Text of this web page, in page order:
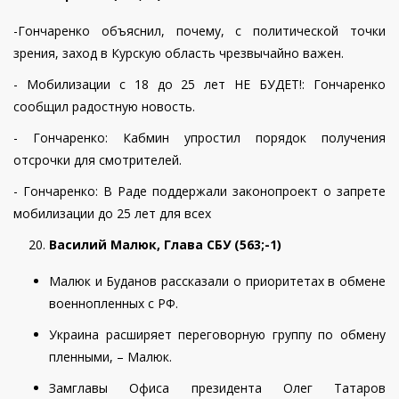
-Гончаренко объяснил, почему, с политической точки
зрения, заход в Курскую область чрезвычайно важен.
- Мобилизации с 18 до 25 лет НЕ БУДЕТ!: Гончаренко
сообщил радостную новость.
- Гончаренко: Кабмин упростил порядок получения
отсрочки для смотрителей.
- Гончаренко: В Раде поддержали законопроект о запрете
мобилизации до 25 лет для всех
Василий Малюк, Глава СБУ (563;-1)
Малюк и Буданов рассказали о приоритетах в обмене
военнопленных с РФ.
Украина расширяет переговорную группу по обмену
пленными, – Малюк.
Замглавы Офиса президента Олег Татаров